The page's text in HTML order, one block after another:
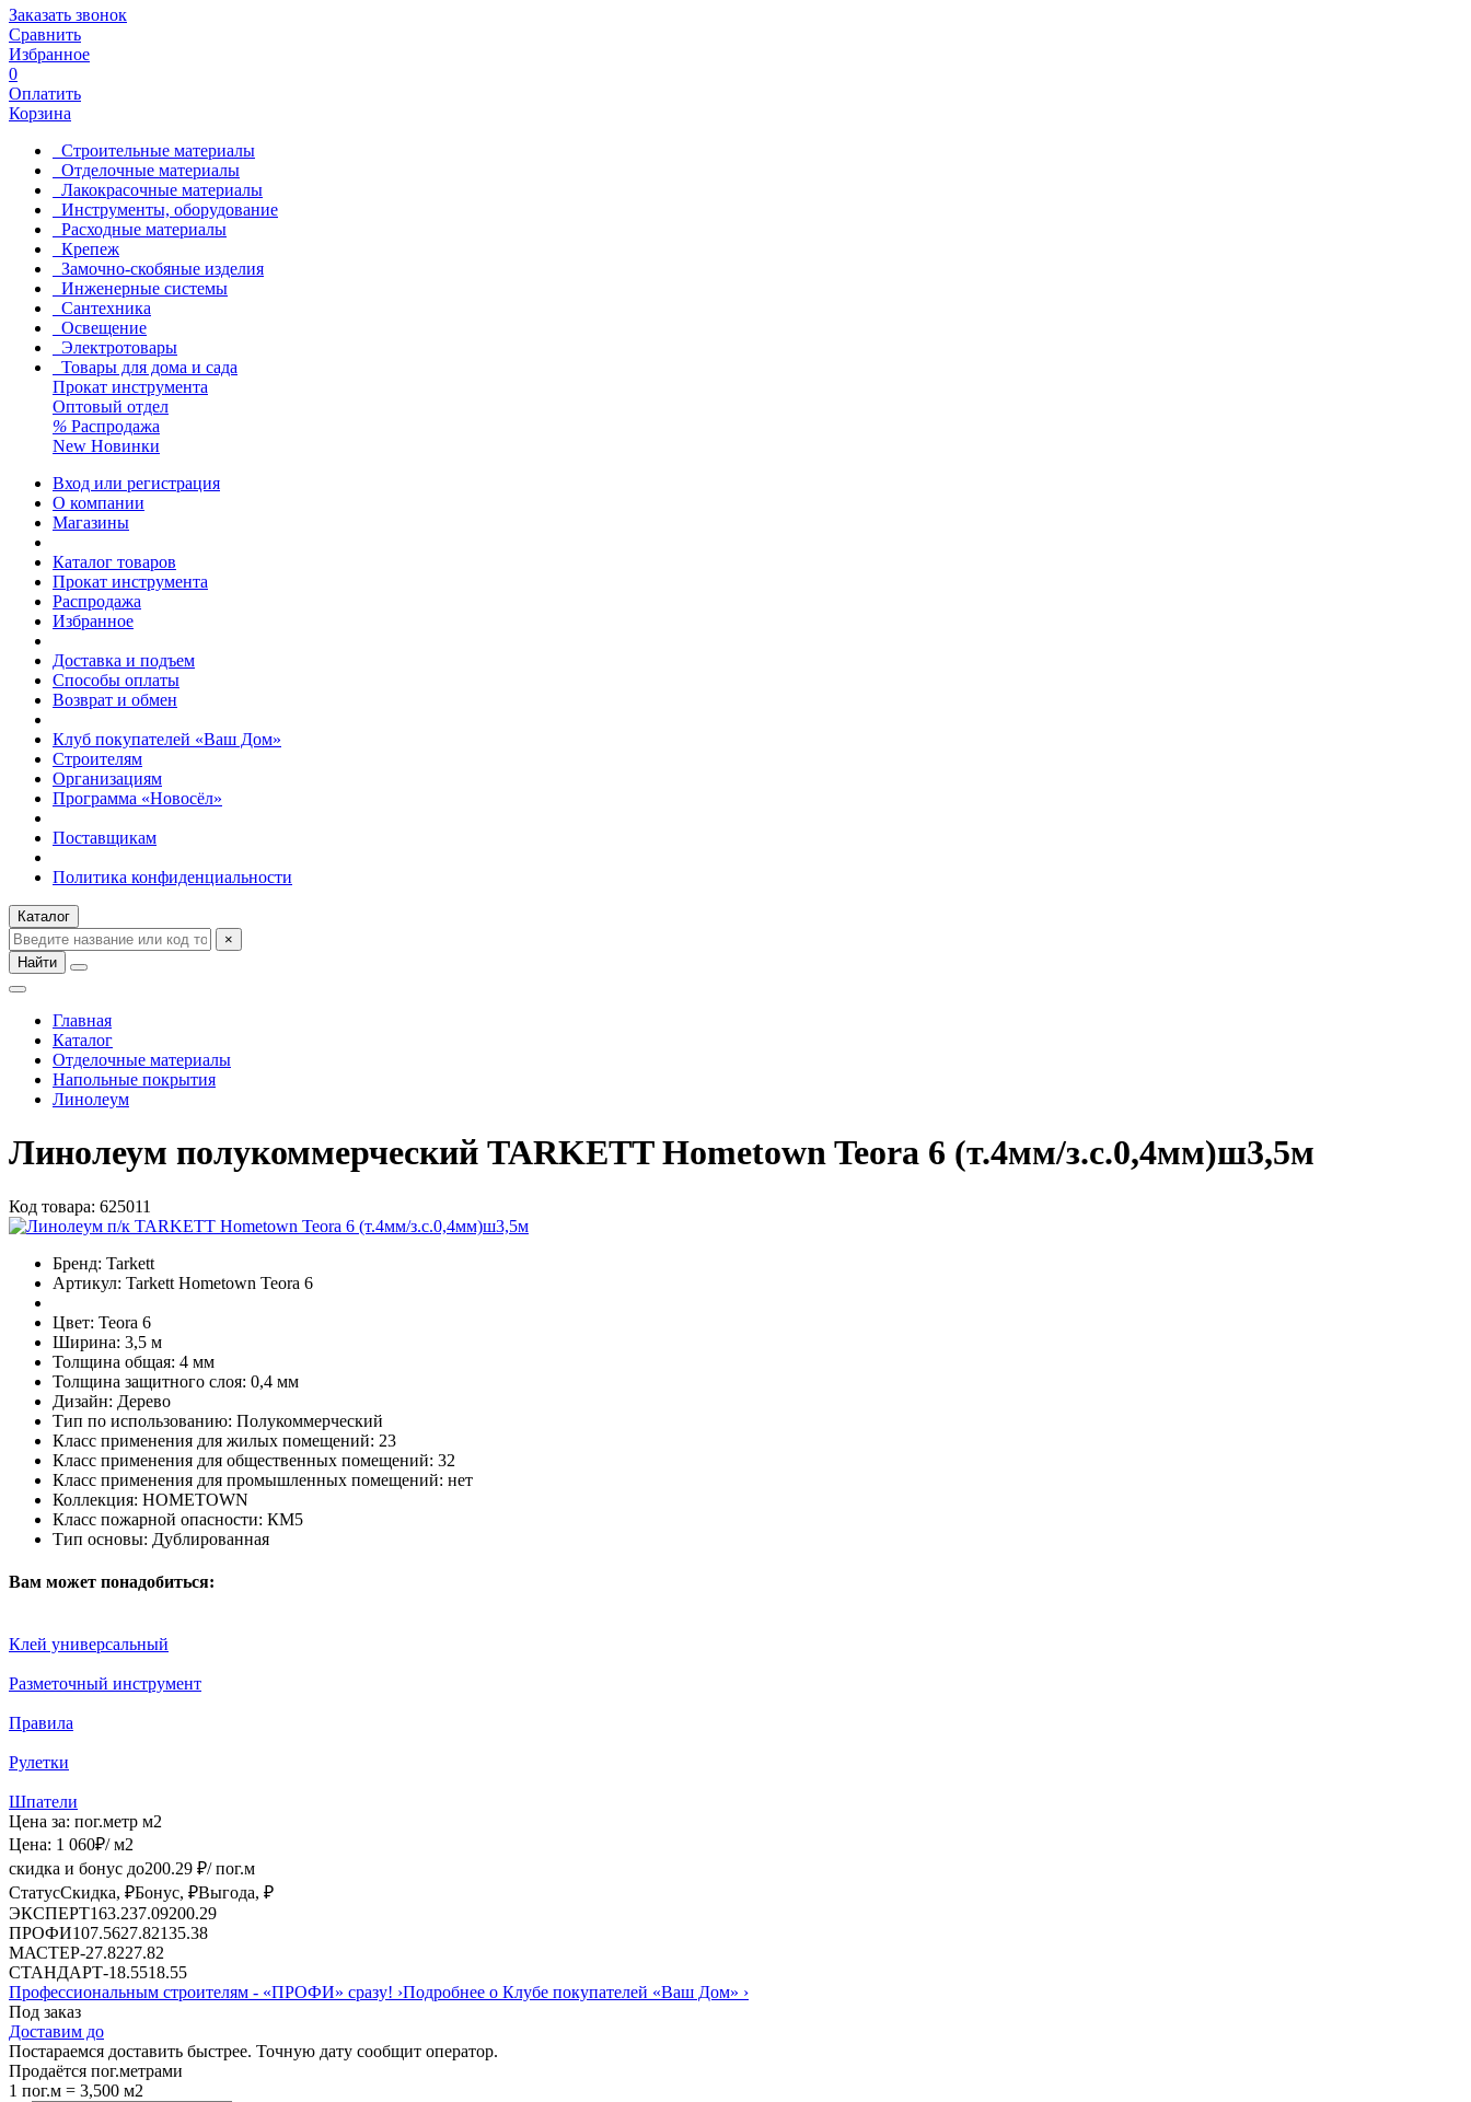
Заказать звонок
Сравнить
Избранное
0
Оплатить
Корзина
Строительные материалы
Отделочные материалы
Лакокрасочные материалы
Инструменты, оборудование
Расходные материалы
Крепеж
Замочно-скобяные изделия
Инженерные системы
Сантехника
Освещение
Электротовары
Товары для дома и сада
Прокат инструмента
Оптовый отдел
% Распродажа
New Новинки
Вход или регистрация
О компании
Магазины
Каталог товаров
Прокат инструмента
Распродажа
Избранное
Доставка и подъем
Способы оплаты
Возврат и обмен
Клуб покупателей «Ваш Дом»
Строителям
Организациям
Программа «Новосёл»
Поставщикам
Политика конфиденциальности
Каталог
×
Найти
Главная
Каталог
Отделочные материалы
Напольные покрытия
Линолеум
Линолеум полукоммерческий TARKETT Hometown Teora 6 (т.4мм/з.с.0,4мм)ш3,5м
Код товара: 625011
Бренд: Tarkett
Артикул: Tarkett Hometown Teora 6
Цвет: Teora 6
Ширина: 3,5 м
Толщина общая: 4 мм
Толщина защитного слоя: 0,4 мм
Дизайн: Дерево
Тип по использованию: Полукоммерческий
Класс применения для жилых помещений: 23
Класс применения для общественных помещений: 32
Класс применения для промышленных помещений: нет
Коллекция: HOMETOWN
Класс пожарной опасности: КМ5
Тип основы: Дублированная
Вам может понадобиться:
Клей универсальный
Разметочный инструмент
Правила
Рулетки
Шпатели
Цена за: пог.метр м2
Цена: 1 060₽/ м2
скидка и бонус до200.29 ₽/ пог.м
СтатусСкидка, ₽Бонус, ₽Выгода, ₽
ЭКСПЕРТ163.237.09200.29
ПРОФИ107.5627.82135.38
МАСТЕР-27.8227.82
СТАНДАРТ-18.5518.55
Профессиональным строителям - «ПРОФИ» сразу! ›Подробнее о Клубе покупателей «Ваш Дом» ›
Под заказ
Доставим до
Постараемся доставить быстрее. Точную дату сообщит оператор.
Продаётся пог.метрами
1 пог.м = 3,500 м2